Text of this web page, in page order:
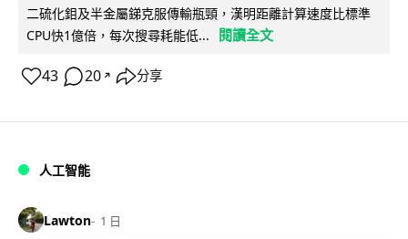
二硫化鉬及半金屬銻克服傳輸瓶頸，漢明距離計算速度比標準
CPU快1億倍，每次搜尋耗能低...
閱讀全文
43 20 ↗ 分享
人工智能
Lawton 1 日